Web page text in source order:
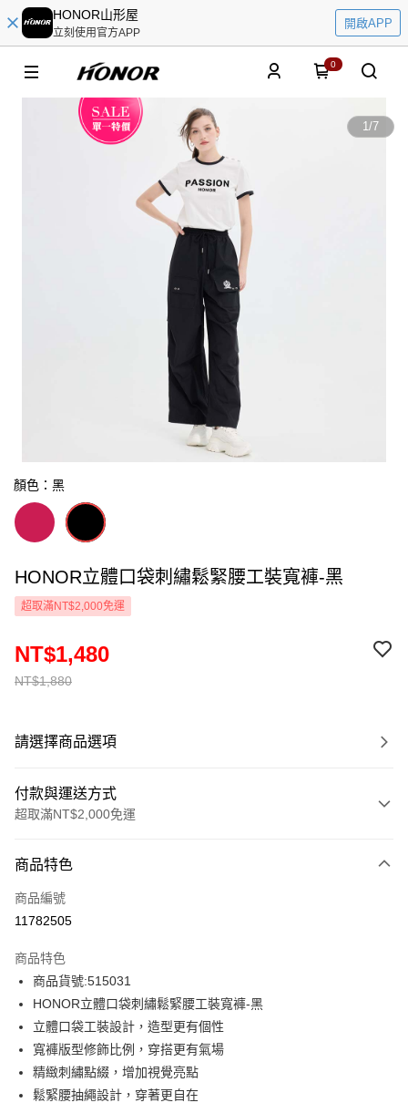
HONOR山形屋
立刻使用官方APP
開啟APP
0
1/7
顏色：黑
HONOR立體口袋刺繡鬆緊腰工裝寬褲-黑
超取滿NT$2,000免運
NT$1,880
NT$1,480
請選擇商品選項
付款與運送方式
超取滿NT$2,000免運
信用卡一次付款
超商取貨付款
Apple Pay
街口支付
悠遊付
Google Pay
商品特色
商品編號
11782505
商品特色
商品貨號:515031
HONOR立體口袋刺繡鬆緊腰工裝寬褲-黑
立體口袋工裝設計，造型更有個性
寬褲版型修飾比例，穿搭更有氣場
精緻刺繡點綴，增加視覺亮點
鬆緊腰抽繩設計，穿著更自在